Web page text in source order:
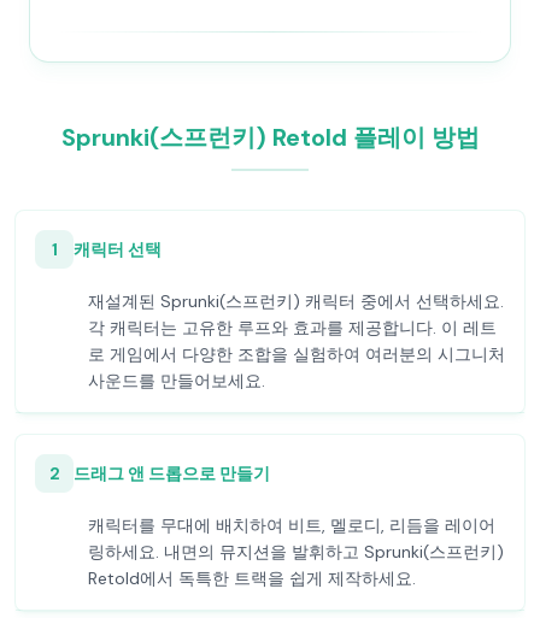
Sprunki(스프런키) Retold 플레이 방법
1 캐릭터 선택
재설계된 Sprunki(스프런키) 캐릭터 중에서 선택하세요.
각 캐릭터는 고유한 루프와 효과를 제공합니다. 이 레트
로 게임에서 다양한 조합을 실험하여 여러분의 시그니처
사운드를 만들어보세요.
2 드래그 앤 드롭으로 만들기
캐릭터를 무대에 배치하여 비트, 멜로디, 리듬을 레이어
링하세요. 내면의 뮤지션을 발휘하고 Sprunki(스프런키)
Retold에서 독특한 트랙을 쉽게 제작하세요.